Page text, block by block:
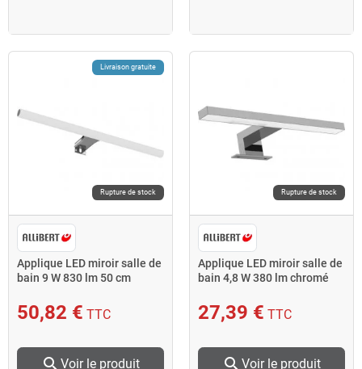
Livraison gratuite
Rupture de stock
Applique LED miroir salle de
bain 9 W 830 lm 50 cm
50,82 € TTC
search Voir le produit
Rupture de stock
Applique LED miroir salle de
bain 4,8 W 380 lm chromé
27,39 € TTC
search Voir le produit